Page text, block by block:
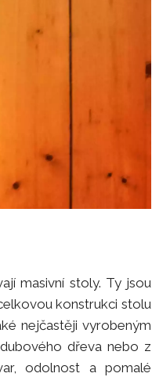
masivní stoly. Ty jsou
konstrukci stolu
nejčastěji vyrobeným
dřeva nebo z
odolnost a pomalé